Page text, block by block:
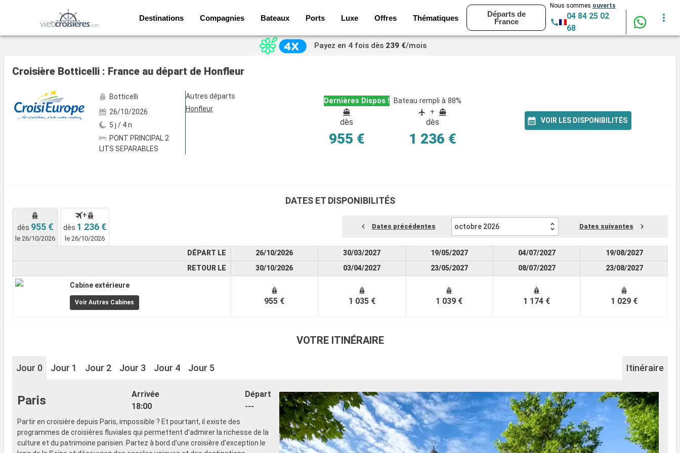
Destinations Compagnies Bateaux Ports Luxe Offres Thématiques
Départs de
France
Nous sommes ouverts
04 84 25 02
68
Voir les 13 autres photos
Payez en 4 fois dès 239 €/mois
Croisière Botticelli : France au départ de Honfleur
Botticelli
26/10/2026
5 j / 4 n
PONT PRINCIPAL 2
LITS SEPARABLES
Autres départs
Honfleur
Dernières Dispos ! Bateau rempli à 88%
dès
955 €
+
dès
1 236 €
VOIR LES DISPONIBILITÉS
DATES ET DISPONIBILITÉS
dès 955 €
le 26/10/2026
+
dès 1 236 €
le 26/10/2026
Dates précédentes octobre 2026 Dates suivantes
DÉPART LE
RETOUR LE
Cabine extérieure
Voir Autres Cabines
26/10/2026
30/10/2026
955 €
30/03/2027
03/04/2027
1 035 €
19/05/2027
23/05/2027
1 039 €
04/07/2027
08/07/2027
1 174 €
19/08/2027
23/08/2027
1 029 €
VOTRE ITINÉRAIRE
Jour 0 Jour 1 Jour 2 Jour 3 Jour 4 Jour 5 Itinéraire
Paris
Arrivée
18:00
Départ
---
Partir en croisière depuis Paris, impossible ? Et pourtant, il existe des
programmes de croisières fluviales qui permettent d'admirer la richesse de la
culture et du patrimoine parisien. Partez à bord d'une croisière d'exception le